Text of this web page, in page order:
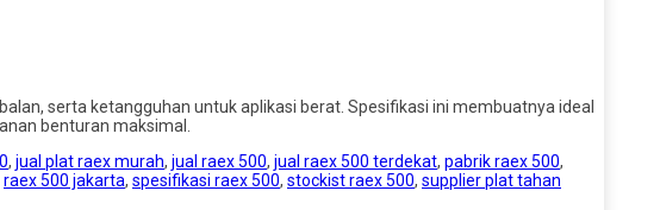
serta ketangguhan untuk aplikasi berat. Spesifikasi ini membuatnya ideal
benturan maksimal.
, jual plat raex murah, jual raex 500, jual raex 500 terdekat, pabrik raex 500,
raex 500 jakarta, spesifikasi raex 500, stockist raex 500, supplier plat tahan